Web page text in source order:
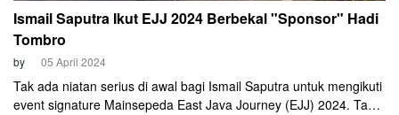
Ismail Saputra Ikut EJJ 2024 Berbekal "Sponsor" Hadi
Tombro
by 05 April 2024
Tak ada niatan serius di awal bagi Ismail Saputra untuk mengikuti
event signature Mainsepeda East Java Journey (EJJ) 2024. Tapi